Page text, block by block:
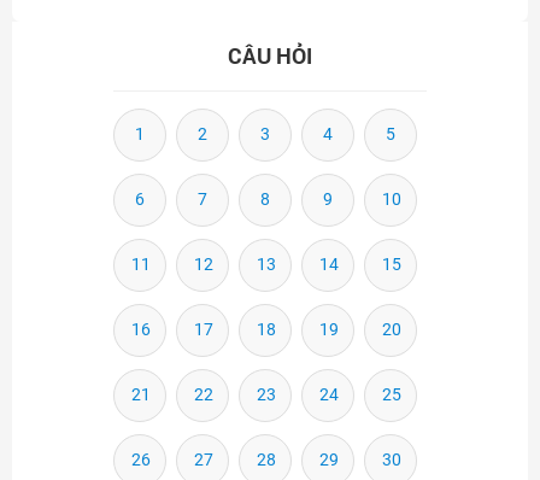
CÂU HỎI
1 2 3 4 5
6 7 8 9 10
11 12 13 14 15
16 17 18 19 20
21 22 23 24 25
26 27 28 29 30